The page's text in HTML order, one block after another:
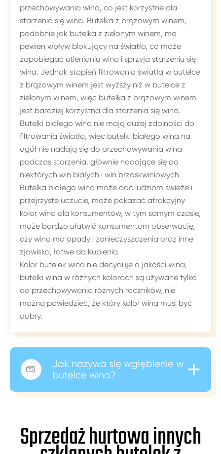
przechowywania wina, co jest korzystne dla
starzenia się wina. Butelka z brązowym winem,
podobnie jak butelka z zielonym winem, ma
pewien wpływ blokujący na światło, co może
zapobiegać utlenianiu wina i sprzyja starzeniu się
wina. Jednak stopień filtrowania światła w butelce
z brązowym winem jest wyższy niż w butelce z
zielonym winem, więc butelka z brązowym winem
jest bardziej korzystna dla starzenia się wina.
Butelki białego wina nie mają dużej zdolności do
filtrowania światła, więc butelki białego wina na
ogół nie nadają się do przechowywania wina
podczas starzenia, głównie nadające się do
niektórych win białych i win brzoskwiniowych.
Butelka białego wina może dać ludziom świeże i
przejrzyste uczucie, może pokazać atrakcyjny
kolor wina dla konsumentów, w tym samym czasie,
może bardzo ułatwić konsumentom obserwację,
czy wino ma opady i zanieczyszczenia oraz inne
zjawiska, łatwe do kupienia.
Kolor butelek wina nie decyduje o jakości wina,
butelki wina w różnych kolorach są używane tylko
do przechowywania różnych roczników, nie
można powiedzieć, że który kolor wina musi być
dobry.

Jak nazywa się wgłębienie w
butelce wina?
+
Sprzedaż hurtowa innych